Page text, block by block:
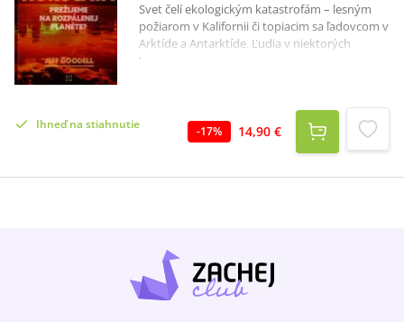
Svet čelí ekologickým katastrofám – lesným
požiarom v Kalifornii či topiacim sa ľadovcom v
Arktíde a Antarktíde. Ľudia v niektorých
krajinách si sneh už ani nepamätajú a iné sa
roku 2003 zabili horúčavy v Európe viac než 72
000 ľudí a počty obetí budú v najbližších
rokoch ešte narastať.Oceňovaný americký
o tom, akým extrémnym spôsobom sa mení
potravín až po výskyt chorôb. Ukazuje, ako
vlny horúčav, ktoré sú z roka na rok horšie,
postihujú najzraniteľnejších ľudí a ničia lokálne
ekosystémy.Kniha Horúčava – Prežijeme na
Ihneď na stiahnutie -17% 14,90 €